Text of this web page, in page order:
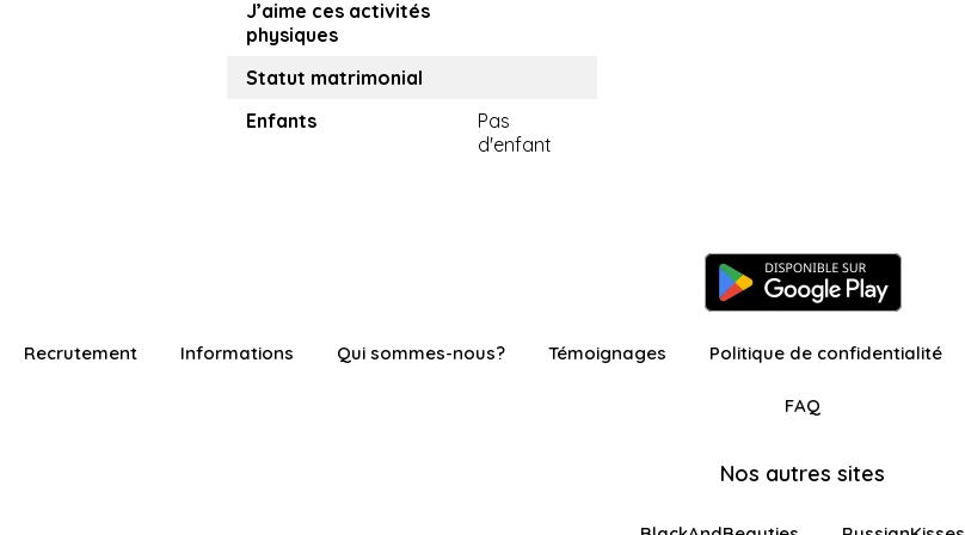
J’aime ces activités
physiques
Statut matrimonial
Enfants
Pas
d'enfant
Recrutement Informations Qui sommes-nous? Témoignages Politique de confidentialité
FAQ
Nos autres sites